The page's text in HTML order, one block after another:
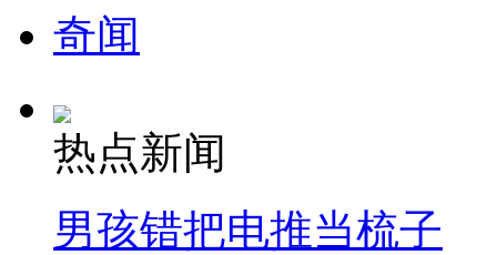
司机酒驾遇交警 急速倒车逃窜
奇闻
热点新闻
男孩错把电推当梳子